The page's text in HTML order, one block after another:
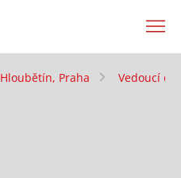
Hloubětín, Praha Vedoucí